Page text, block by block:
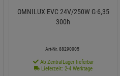
OMNILUX EVC 24V/250W G-6,35
300h
Art-Nr. 88290005
Ab ZentralLager lieferbar
Lieferzeit: 2-4 Werktage